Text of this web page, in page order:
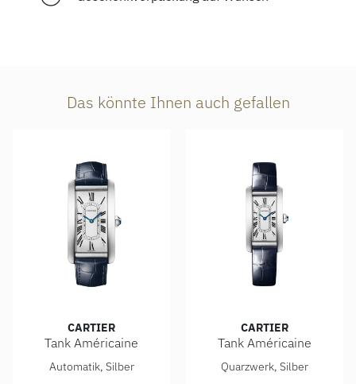
Das könnte Ihnen auch gefallen
CARTIER
Tank Américaine
Cartier Tank Américaine, Ref: WSTA0083, Preis: 6.950,00 €
Automatik, Silber
CARTIER
Tank Américaine
Cartier Tank Américaine,
Quarzwerk, Silber